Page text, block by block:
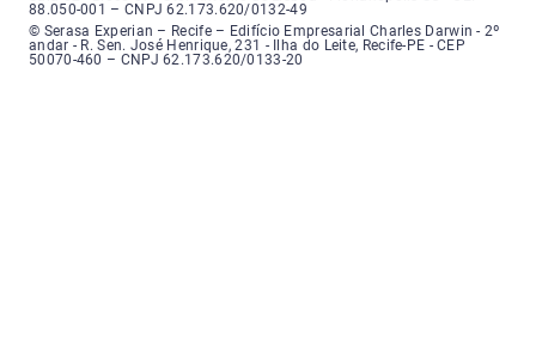
88.050-001 – CNPJ 62.173.620/0132-49
Serasa Experian - Recife, Endereço: Edifício Empresarial Charles Darwin,
© Serasa Experian – Recife – Edifício Empresarial Charles Darwin - 2º
andar - R. Sen. José Henrique, 231 - Ilha do Leite, Recife-PE - CEP
50070-460 – CNPJ 62.173.620/0133-20